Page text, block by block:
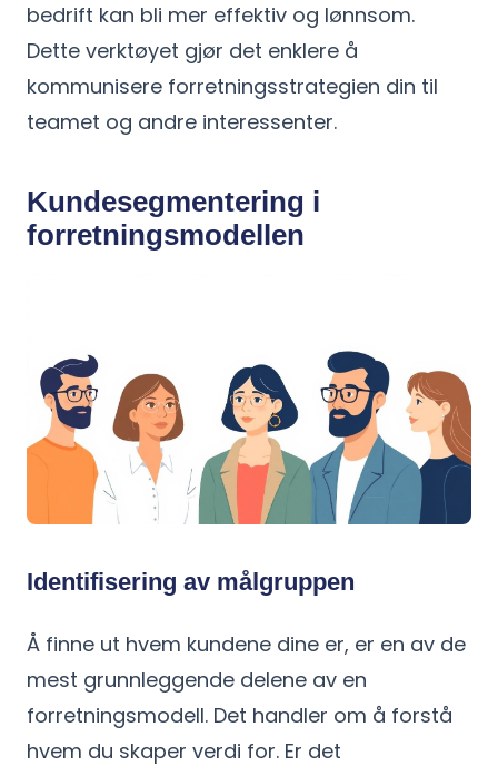
bedrift kan bli mer effektiv og lønnsom.
Dette verktøyet gjør det enklere å
kommunisere forretningsstrategien din til
teamet og andre interessenter.
Kundesegmentering i
forretningsmodellen
Identifisering av målgruppen
Å finne ut hvem kundene dine er, er en av de
mest grunnleggende delene av en
forretningsmodell. Det handler om å forstå
hvem du skaper verdi for. Er det